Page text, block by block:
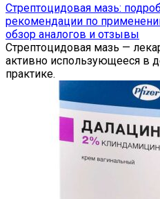
Стрептоцидовая мазь:
рекомендации по
обзор аналогов и отзывы
Стрептоцидовая мазь —
активно использующееся в
практике.